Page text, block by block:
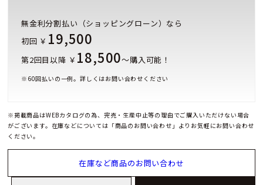
無金利分割払い（ショッピングローン）なら
初回 ￥ 19,500
第2回目以降 ￥ 18,500～購入可能！
※ 60回払いの一例。詳しくはお問い合わせください
※掲載商品はWEBカタログの為、完売・生産中止等の理由でご購入いただけない場合
がございます。在庫などについては「商品のお問い合わせ」よりお気軽にお問い合わせ
ください。
在庫など商品のお問い合わせ